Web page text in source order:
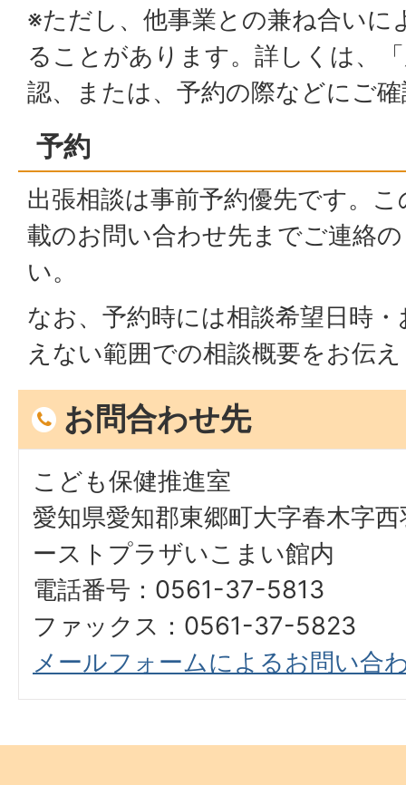
※ただし、他事業との兼ね合いに
ることがあります。詳しくは、
認、または、予約の際などにご
予約
出張相談は事前予約優先です。
載のお問い合わせ先までご連絡
い。
なお、予約時には相談希望日時
えない範囲での相談概要をお伝
お問合わせ先
こども保健推進室
愛知県愛知郡東郷町大字春木字
ーストプラザいこまい館内
電話番号：0561-37-5813
ファックス：0561-37-5823
メールフォームによるお問い合